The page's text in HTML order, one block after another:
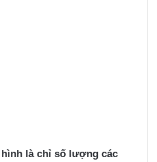
là chỉ số lượng các